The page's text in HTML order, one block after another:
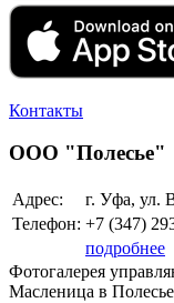
Контакты
ООО "Полесье"
Адрес:
г. Уфа, ул.
Телефон: +7 (347)
подробнее
Фотогалерея
Масленица в